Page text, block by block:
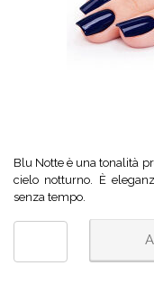
Blu Notte è una tonalità
cielo notturno. È
senza tempo.